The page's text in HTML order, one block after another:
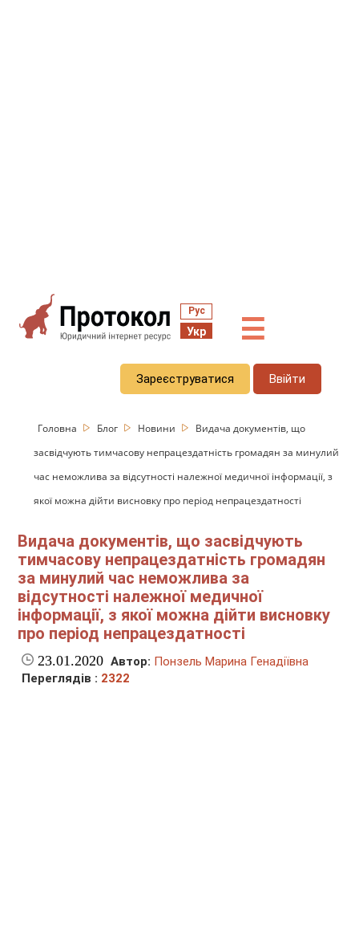
Рус
Укр ☰
Зареєструватися Ввійти
Головна Блог Новини
Видача документів, що
засвідчують тимчасову непрацездатність громадян за минулий
час неможлива за відсутності належної медичної інформації, з
якої можна дійти висновку про період непрацездатності
Видача документів, що засвідчують
тимчасову непрацездатність громадян
за минулий час неможлива за
відсутності належної медичної
інформації, з якої можна дійти висновку
про період непрацездатності
23.01.2020 Автор: Понзель Марина Генадіївна
Переглядів : 2322